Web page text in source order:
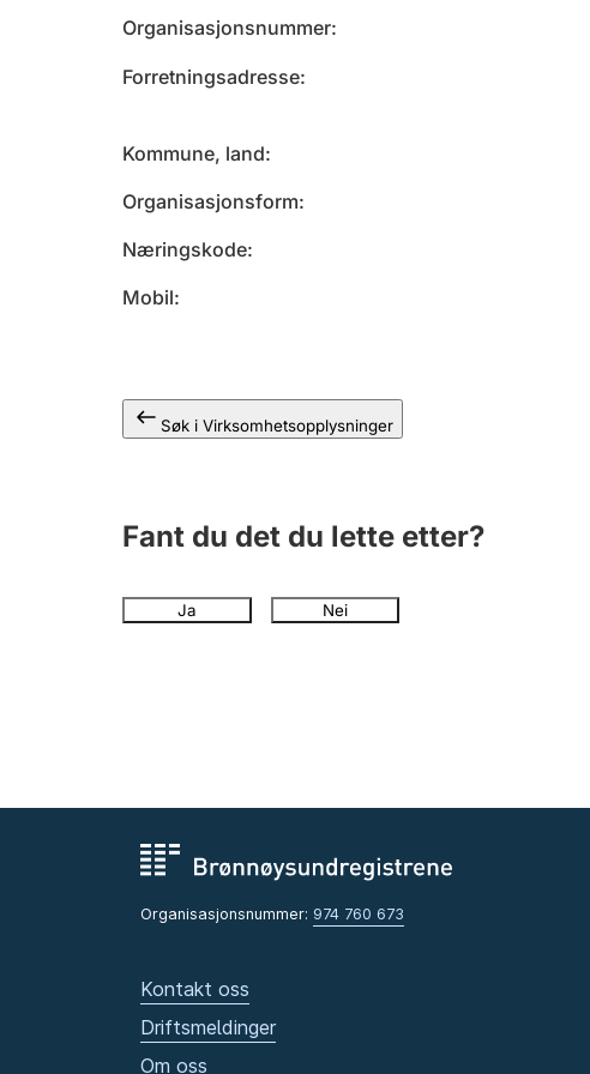
Organisasjonsnummer
Forretningsadresse
Kommune, land
Organisasjonsform
Næringskode
Mobil
Søk i Virksomhetsopplysninger
Fant du det du lette etter?
Ja Nei
Organisasjonsnummer: 974 760 673
Kontakt oss
Driftsmeldinger
Om oss